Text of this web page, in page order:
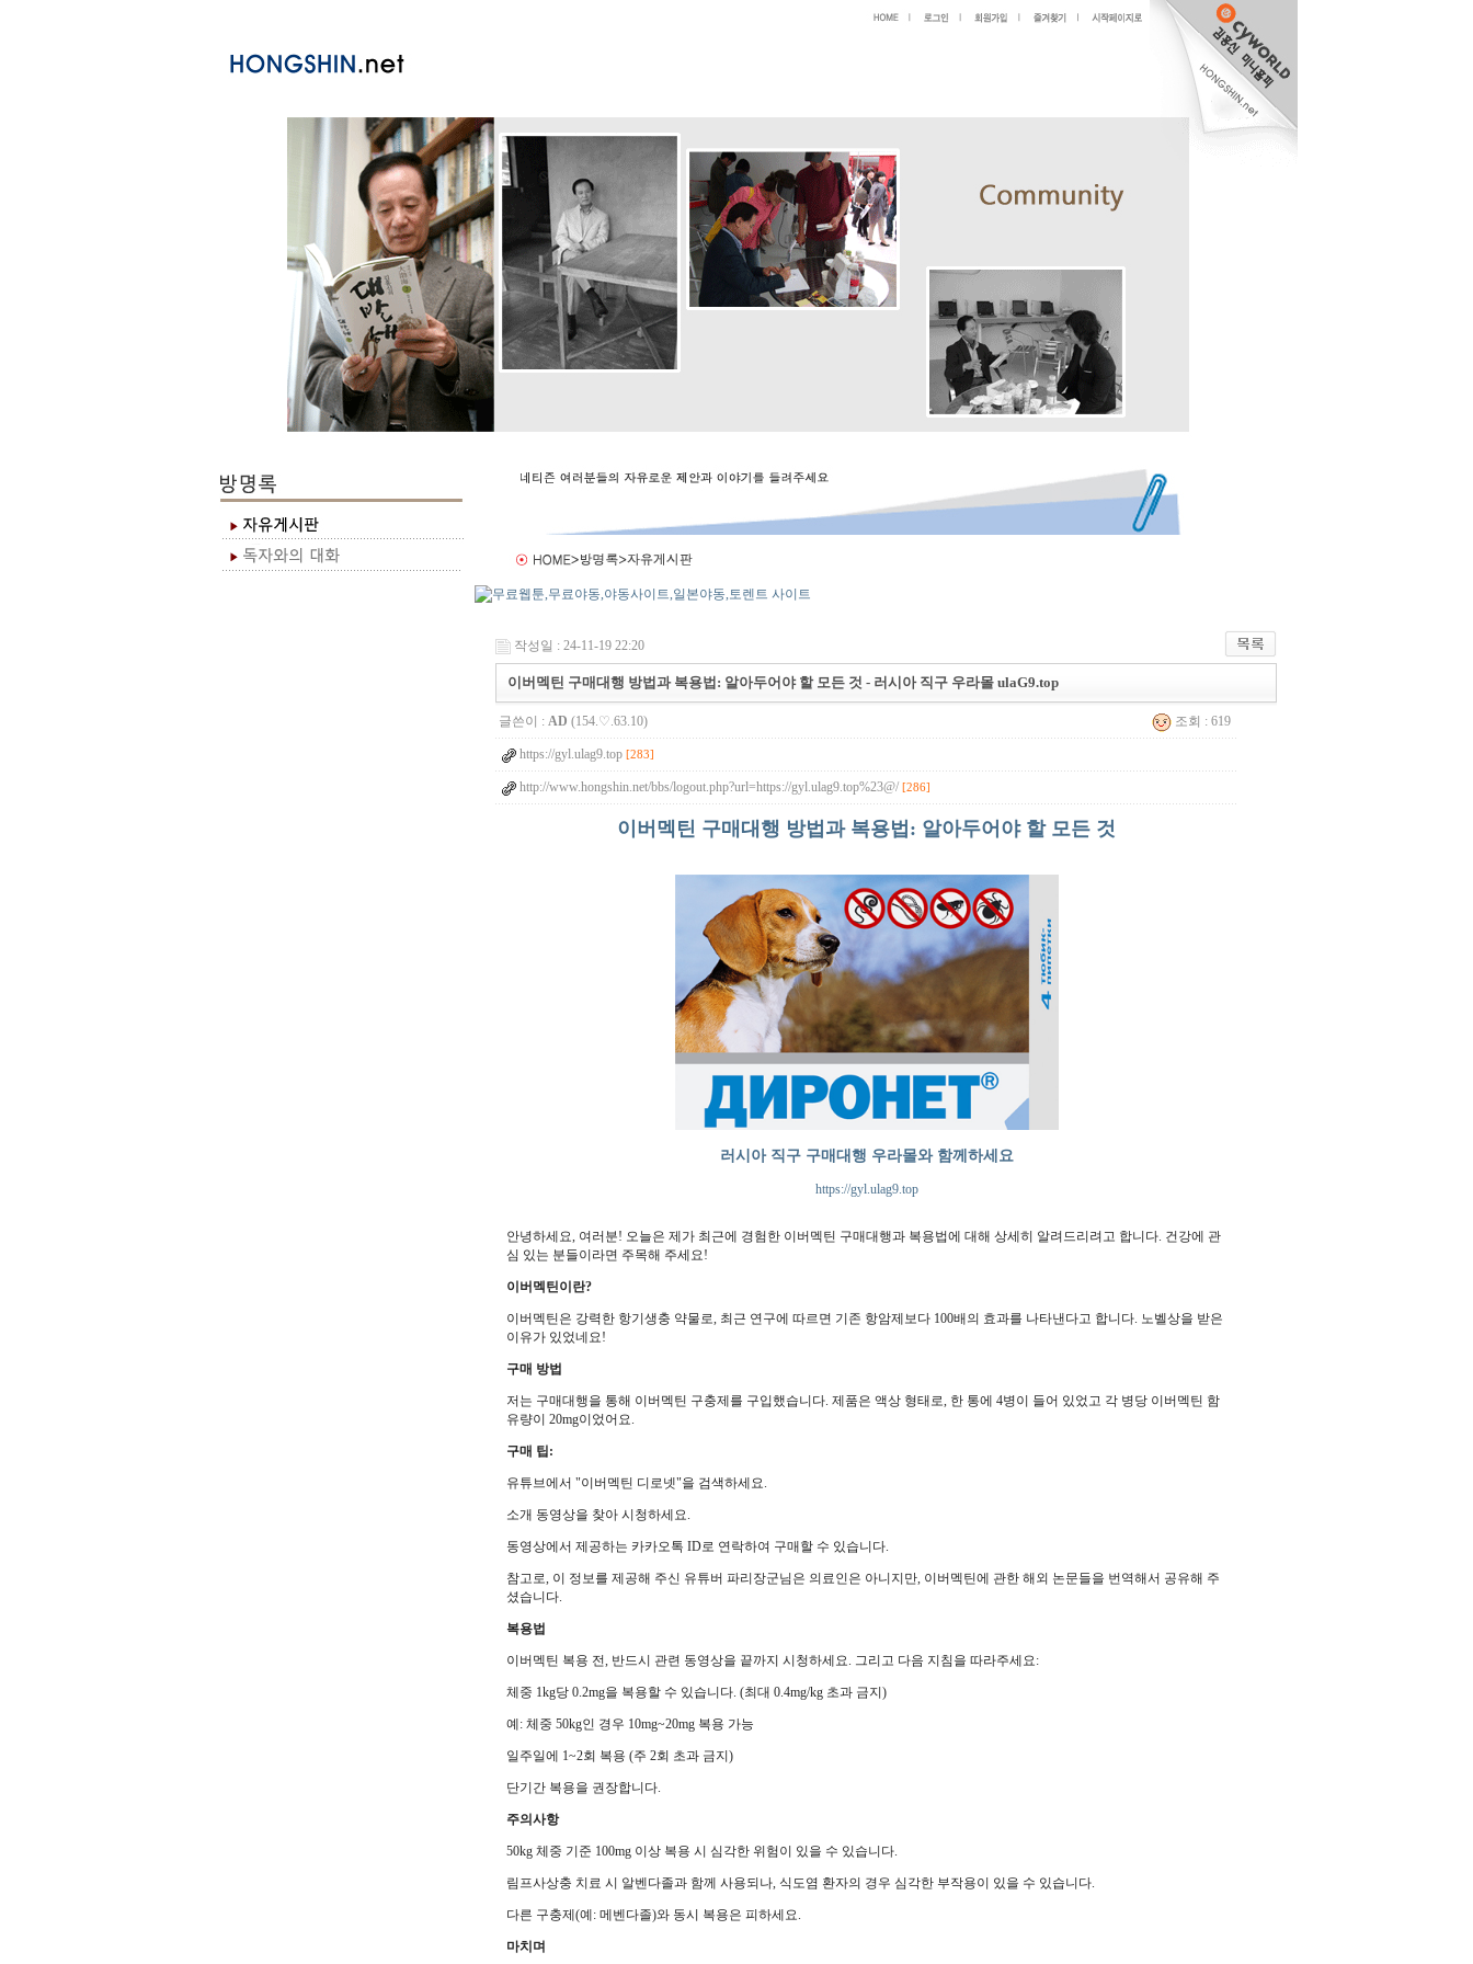
작성일 : 24-11-19 22:20
이버멕틴 구매대행 방법과 복용법: 알아두어야 할 모든 것 - 러시아 직구 우라몰 ulaG9.top
글쓴이 : AD (154.♡.63.10) 조회 : 619
https://gyl.ulag9.top [283]
http://www.hongshin.net/bbs/logout.php?url=https://gyl.ulag9.top%23@/ [286]
이버멕틴 구매대행 방법과 복용법: 알아두어야 할 모든 것
러시아 직구 구매대행 우라몰와 함께하세요
https://gyl.ulag9.top
안녕하세요, 여러분! 오늘은 제가 최근에 경험한 이버멕틴 구매대행과 복용법에 대해 상세히 알려드리려고 합니다. 건강에 관
심 있는 분들이라면 주목해 주세요!
이버멕틴이란?
이버멕틴은 강력한 항기생충 약물로, 최근 연구에 따르면 기존 항암제보다 100배의 효과를 나타낸다고 합니다. 노벨상을 받은
이유가 있었네요!
구매 방법
저는 구매대행을 통해 이버멕틴 구충제를 구입했습니다. 제품은 액상 형태로, 한 통에 4병이 들어 있었고 각 병당 이버멕틴 함
유량이 20mg이었어요.
구매 팁:
유튜브에서 "이버멕틴 디로넷"을 검색하세요.
소개 동영상을 찾아 시청하세요.
동영상에서 제공하는 카카오톡 ID로 연락하여 구매할 수 있습니다.
참고로, 이 정보를 제공해 주신 유튜버 파리장군님은 의료인은 아니지만, 이버멕틴에 관한 해외 논문들을 번역해서 공유해 주
셨습니다.
복용법
이버멕틴 복용 전, 반드시 관련 동영상을 끝까지 시청하세요. 그리고 다음 지침을 따라주세요:
체중 1kg당 0.2mg을 복용할 수 있습니다. (최대 0.4mg/kg 초과 금지)
예: 체중 50kg인 경우 10mg~20mg 복용 가능
일주일에 1~2회 복용 (주 2회 초과 금지)
단기간 복용을 권장합니다.
주의사항
50kg 체중 기준 100mg 이상 복용 시 심각한 위험이 있을 수 있습니다.
림프사상충 치료 시 알벤다졸과 함께 사용되나, 식도염 환자의 경우 심각한 부작용이 있을 수 있습니다.
다른 구충제(예: 메벤다졸)와 동시 복용은 피하세요.
마치며